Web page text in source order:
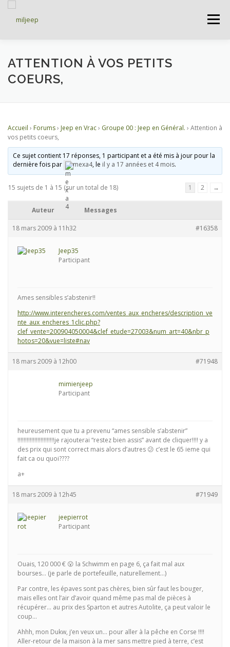
Menu
ACCUEIL ARTICLES PETITES ANNONCES
DOCUMENTATIONS
CONNEXION
ATTENTION À VOS PETITS
COEURS,
Accueil › Forums› Jeep en Vrac› Groupe 00 : Jeep en Général. › Attention à
vos petits coeurs,
Ce sujet contient 17 réponses, 1 participant et a été mis à jour pour la
dernière fois par
mexa4, le il y a 17 années et 4 mois.
15 sujets de 1 à 15 (sur un total de 18) 1 2 →
Auteur Messages
18 mars 2009 à 11h32 #16358
Jeep35
Participant
Ames sensibles s’abstenir!!
http://www.interencheres.com/ventes_aux_encheres/description_ve
nte_aux_encheres_1clic.php?
clef_vente=200904050004&clef_etude=27003&num_art=40&nbr_p
hotos=20&vue=liste#nav
18 mars 2009 à 12h00 #71948
mimienjeep
Participant
heureusement que tu a prevenu “ames sensible s’abstenir”
!!!!!!!!!!!!!!!!!!!!!!!!je rajouterai “restez bien assis” avant de cliquer!!!! y a
des prix qui sont correct mais alors d’autres 😕 c’est le 65 ieme qui
fait ca ou quoi????
a+
18 mars 2009 à 12h45 #71949
jeepierrot
Participant
Ouais, 120 000 € 😮 la Schwimm en page 6, ça fait mal aux
bourses… (je parle de portefeuille, naturellement…)
Par contre, les épaves sont pas chères, bien sûr faut les bouger,
mais elles ont l’air d’avoir quand même pas mal de pièces à
récupérer… au prix des Sparton et autres Autolite, ça peut valoir le
coup…
Ahhh, mon Dukw, j’en veux un… pour aller à la pêche en Corse !!!!
Aller-retour de la maison à la mer sans mettre pied à terre, c’est